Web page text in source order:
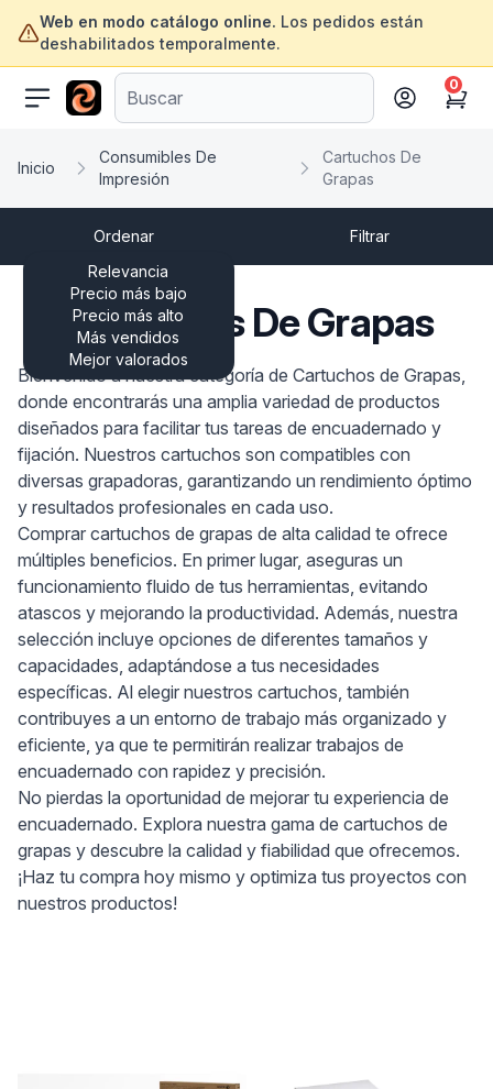
Web en modo catálogo online. Los pedidos están
deshabilitados temporalmente.
ofertasinformatica.com
Cart
0
Inicio
Consumibles De
Impresión
Cartuchos De
Grapas
Ordenar
Relevancia
Precio más bajo
Precio más alto
Más vendidos
Mejor valorados
Filtrar
Cartuchos De Grapas
Bienvenido a nuestra categoría de Cartuchos de Grapas,
donde encontrarás una amplia variedad de productos
diseñados para facilitar tus tareas de encuadernado y
fijación. Nuestros cartuchos son compatibles con
diversas grapadoras, garantizando un rendimiento óptimo
y resultados profesionales en cada uso.
Comprar cartuchos de grapas de alta calidad te ofrece
múltiples beneficios. En primer lugar, aseguras un
funcionamiento fluido de tus herramientas, evitando
atascos y mejorando la productividad. Además, nuestra
selección incluye opciones de diferentes tamaños y
capacidades, adaptándose a tus necesidades
específicas. Al elegir nuestros cartuchos, también
contribuyes a un entorno de trabajo más organizado y
eficiente, ya que te permitirán realizar trabajos de
encuadernado con rapidez y precisión.
No pierdas la oportunidad de mejorar tu experiencia de
encuadernado. Explora nuestra gama de cartuchos de
grapas y descubre la calidad y fiabilidad que ofrecemos.
¡Haz tu compra hoy mismo y optimiza tus proyectos con
nuestros productos!